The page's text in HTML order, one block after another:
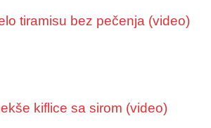
tiramisu bez pečenja (video)
kiflice sa sirom (video)